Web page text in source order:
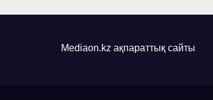
Mediaon.kz ақпараттық сайты